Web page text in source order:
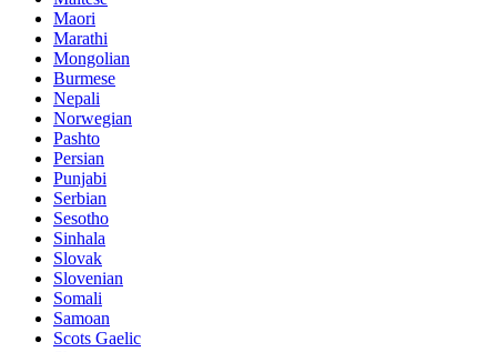
Maori
Marathi
Mongolian
Burmese
Nepali
Norwegian
Pashto
Persian
Punjabi
Serbian
Sesotho
Sinhala
Slovak
Slovenian
Somali
Samoan
Scots Gaelic